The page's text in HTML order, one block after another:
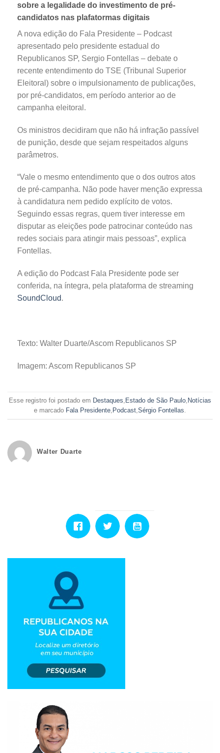
sobre a legalidade do investimento de pré-
candidatos nas plafatormas digitais
A nova edição do Fala Presidente – Podcast
apresentado pelo presidente estadual do
Republicanos SP, Sergio Fontellas – debate o
recente entendimento do TSE (Tribunal Superior
Eleitoral) sobre o impulsionamento de publicações,
por pré-candidatos, em período anterior ao de
campanha eleitoral.
Os ministros decidiram que não há infração passível
de punição, desde que sejam respeitados alguns
parâmetros.
“Vale o mesmo entendimento que o dos outros atos
de pré-campanha. Não pode haver menção expressa
à candidatura nem pedido explícito de votos.
Seguindo essas regras, quem tiver interesse em
disputar as eleições pode patrocinar conteúdo nas
redes sociais para atingir mais pessoas”, explica
Fontellas.
A edição do Podcast Fala Presidente pode ser
conferida, na íntegra, pela plataforma de streaming
SoundCloud.
Texto: Walter Duarte/Ascom Republicanos SP
Imagem: Ascom Republicanos SP
Esse registro foi postado em Destaques Estado de São Paulo Notícias
e marcado Fala Presidente Podcast Sérgio Fontellas
Walter Duarte